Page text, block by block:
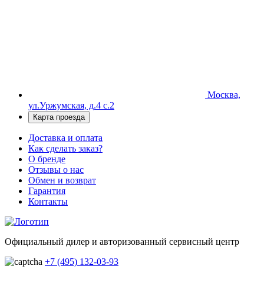
Москва,
ул.Уржумская, д.4 с.2
Карта проезда
Доставка и оплата
Как сделать заказ?
О бренде
Отзывы о нас
Обмен и возврат
Гарантия
Контакты
Официальный дилер и авторизованный сервисный центр
+7 (495) 132-03-93